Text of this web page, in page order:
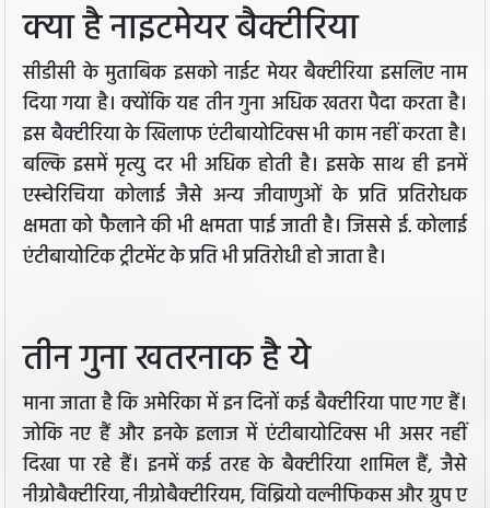
क्या है नाइटमेयर बैक्टीरिया
सीडीसी के मुताबिक इसको नाईट मेयर बैक्टीरिया इसलिए नाम
दिया गया है। क्योंकि यह तीन गुना अधिक खतरा पैदा करता है।
इस बैक्टीरिया के खिलाफ एंटीबायोटिक्स भी काम नहीं करता है।
बल्कि इसमें मृत्यु दर भी अधिक होती है। इसके साथ ही इनमें
एस्चेरिचिया कोलाई जैसे अन्य जीवाणुओं के प्रति प्रतिरोधक
क्षमता को फैलाने की भी क्षमता पाई जाती है। जिससे ई. कोलाई
एंटीबायोटिक ट्रीटमेंट के प्रति भी प्रतिरोधी हो जाता है।
तीन गुना खतरनाक है ये
माना जाता है कि अमेरिका में इन दिनों कई बैक्टीरिया पाए गए हैं।
जोकि नए हैं और इनके इलाज में एंटीबायोटिक्स भी असर नहीं
दिखा पा रहे हैं। इनमें कई तरह के बैक्टीरिया शामिल हैं, जैसे
नीग्रोबैक्टीरिया, नीग्रोबैक्टीरियम, विब्रियो वल्नीफिकस और ग्रुप ए